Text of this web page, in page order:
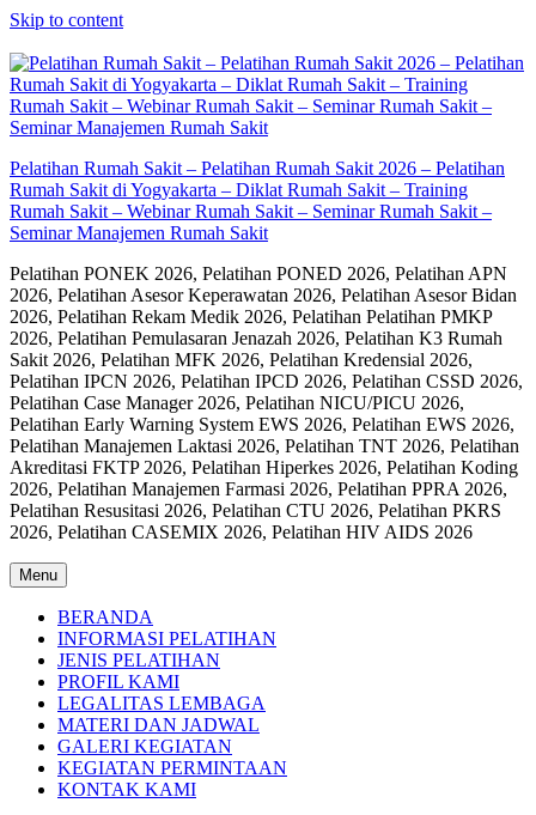
Skip to content
Pelatihan Rumah Sakit – Pelatihan Rumah Sakit 2026 – Pelatihan
Rumah Sakit di Yogyakarta – Diklat Rumah Sakit – Training
Rumah Sakit – Webinar Rumah Sakit – Seminar Rumah Sakit –
Seminar Manajemen Rumah Sakit
Pelatihan PONEK 2026, Pelatihan PONED 2026, Pelatihan APN
2026, Pelatihan Asesor Keperawatan 2026, Pelatihan Asesor Bidan
2026, Pelatihan Rekam Medik 2026, Pelatihan Pelatihan PMKP
2026, Pelatihan Pemulasaran Jenazah 2026, Pelatihan K3 Rumah
Sakit 2026, Pelatihan MFK 2026, Pelatihan Kredensial 2026,
Pelatihan IPCN 2026, Pelatihan IPCD 2026, Pelatihan CSSD 2026,
Pelatihan Case Manager 2026, Pelatihan NICU/PICU 2026,
Pelatihan Early Warning System EWS 2026, Pelatihan EWS 2026,
Pelatihan Manajemen Laktasi 2026, Pelatihan TNT 2026, Pelatihan
Akreditasi FKTP 2026, Pelatihan Hiperkes 2026, Pelatihan Koding
2026, Pelatihan Manajemen Farmasi 2026, Pelatihan PPRA 2026,
Pelatihan Resusitasi 2026, Pelatihan CTU 2026, Pelatihan PKRS
2026, Pelatihan CASEMIX 2026, Pelatihan HIV AIDS 2026
Menu
BERANDA
INFORMASI PELATIHAN
JENIS PELATIHAN
PROFIL KAMI
LEGALITAS LEMBAGA
MATERI DAN JADWAL
GALERI KEGIATAN
KEGIATAN PERMINTAAN
KONTAK KAMI